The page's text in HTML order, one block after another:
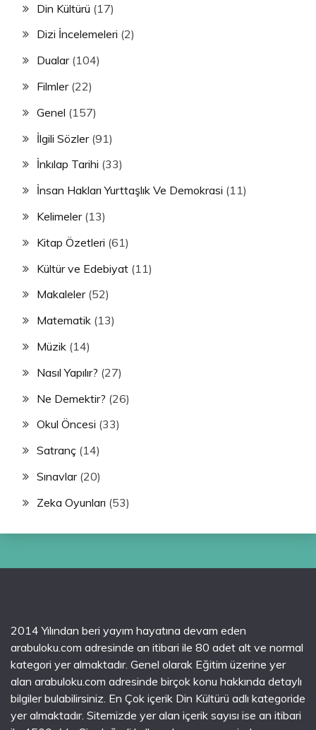
Din Kültürü (17)
Dizi İncelemeleri (2)
Dualar(104)
Filmler(22)
Genel (157)
İlgili Sözler(91)
İnkılap Tarihi (33)
İnsan Hakları Yurttaşlık Ve Demokrasi (11)
Kelimeler(13)
Kitap Özetleri (61)
Kültür ve Edebiyat (11)
Makaleler(52)
Matematik (13)
Müzik (14)
Nasıl Yapılır? (27)
Ne Demektir? (26)
Okul Öncesi (33)
Satranç (14)
Sınavlar(20)
Zeka Oyunları (53)
2014 Yılından beri yayım hayatına devam eden
arabuloku.com adresinde an itibari ile 80 adet alt ve normal
kategori yer almaktadır. Genel olarak Eğitim üzerine yer
alan arabuloku.com adresinde birçok konu hakkında detaylı
bilgiler bulabilirsiniz. En Çok içerik Din Kültürü adlı kategoride
yer almaktadır. Sitemizde yer alan içerik sayısı ise an itibari